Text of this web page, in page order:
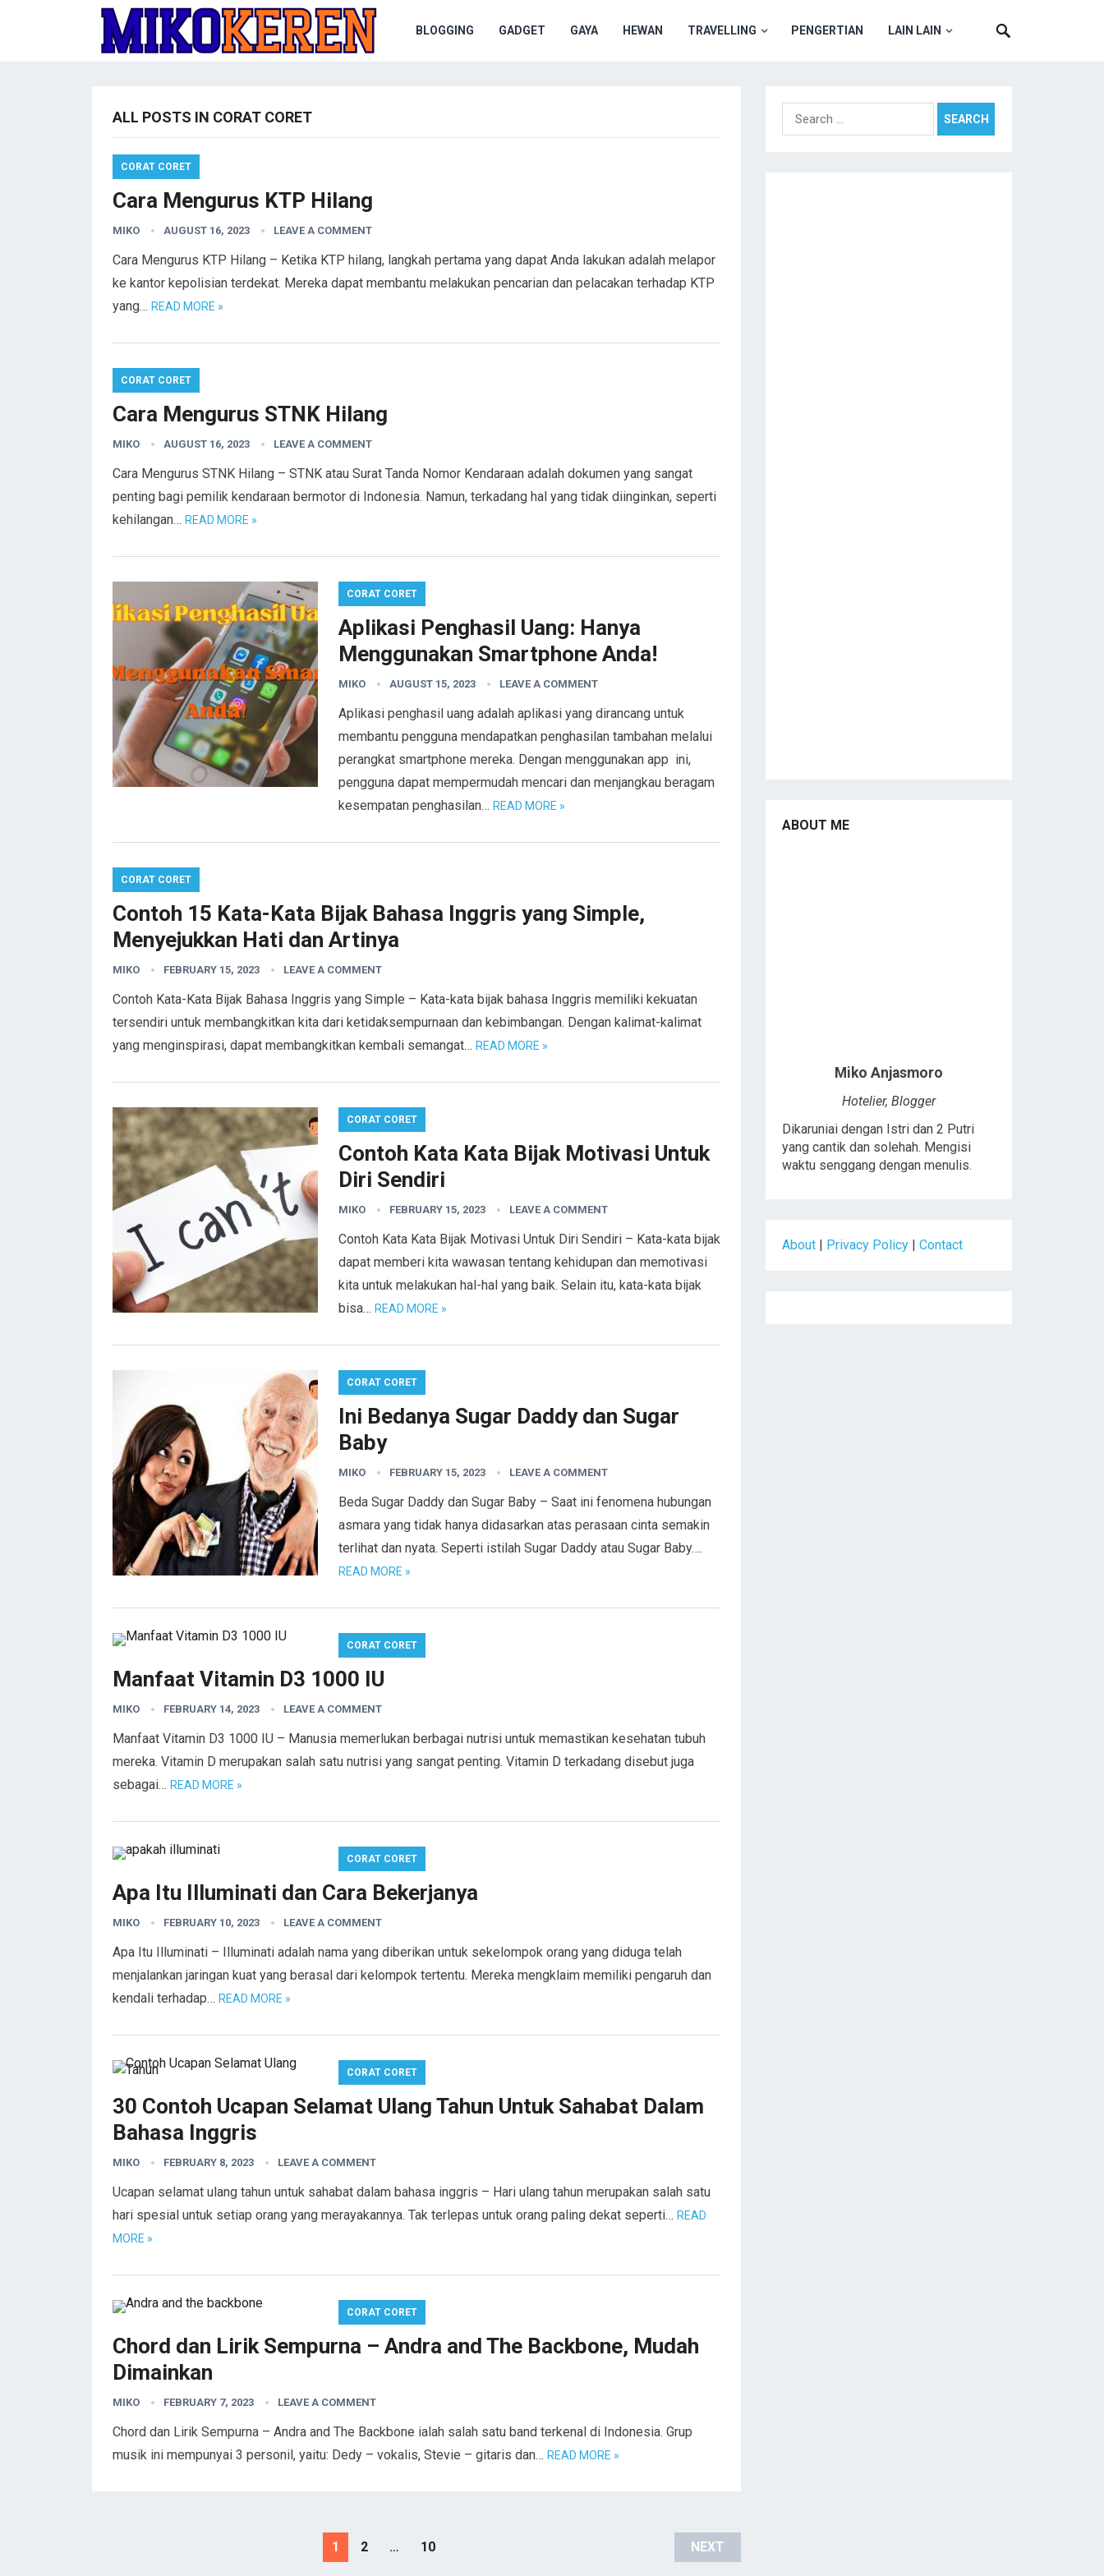
BLOGGING GADGET GAYA HEWAN TRAVELLING PENGERTIAN LAIN LAIN
ALL POSTS IN CORAT CORET
CORAT CORET
Cara Mengurus KTP Hilang
MIKO AUGUST 16, 2023 LEAVE A COMMENT
Cara Mengurus KTP Hilang – Ketika KTP hilang, langkah pertama yang dapat Anda lakukan adalah melapor
ke kantor kepolisian terdekat. Mereka dapat membantu melakukan pencarian dan pelacakan terhadap KTP
yang… READ MORE »
CORAT CORET
Cara Mengurus STNK Hilang
MIKO AUGUST 16, 2023 LEAVE A COMMENT
Cara Mengurus STNK Hilang – STNK atau Surat Tanda Nomor Kendaraan adalah dokumen yang sangat
penting bagi pemilik kendaraan bermotor di Indonesia. Namun, terkadang hal yang tidak diinginkan, seperti
kehilangan… READ MORE »
CORAT CORET
Aplikasi Penghasil Uang: Hanya
Menggunakan Smartphone Anda!
MIKO AUGUST 15, 2023 LEAVE A COMMENT
Aplikasi penghasil uang adalah aplikasi yang dirancang untuk
membantu pengguna mendapatkan penghasilan tambahan melalui
perangkat smartphone mereka. Dengan menggunakan app ini,
pengguna dapat mempermudah mencari dan menjangkau beragam
kesempatan penghasilan… READ MORE »
CORAT CORET
Contoh 15 Kata-Kata Bijak Bahasa Inggris yang Simple,
Menyejukkan Hati dan Artinya
MIKO FEBRUARY 15, 2023 LEAVE A COMMENT
Contoh Kata-Kata Bijak Bahasa Inggris yang Simple – Kata-kata bijak bahasa Inggris memiliki kekuatan
tersendiri untuk membangkitkan kita dari ketidaksempurnaan dan kebimbangan. Dengan kalimat-kalimat
yang menginspirasi, dapat membangkitkan kembali semangat… READ MORE »
CORAT CORET
Contoh Kata Kata Bijak Motivasi Untuk
Diri Sendiri
MIKO FEBRUARY 15, 2023 LEAVE A COMMENT
Contoh Kata Kata Bijak Motivasi Untuk Diri Sendiri – Kata-kata bijak
dapat memberi kita wawasan tentang kehidupan dan memotivasi
kita untuk melakukan hal-hal yang baik. Selain itu, kata-kata bijak
bisa… READ MORE »
CORAT CORET
Ini Bedanya Sugar Daddy dan Sugar
Baby
MIKO FEBRUARY 15, 2023 LEAVE A COMMENT
Beda Sugar Daddy dan Sugar Baby – Saat ini fenomena hubungan
asmara yang tidak hanya didasarkan atas perasaan cinta semakin
terlihat dan nyata. Seperti istilah Sugar Daddy atau Sugar Baby….
READ MORE »
CORAT CORET
Manfaat Vitamin D3 1000 IU
MIKO FEBRUARY 14, 2023 LEAVE A COMMENT
Manfaat Vitamin D3 1000 IU – Manusia memerlukan berbagai nutrisi untuk memastikan kesehatan tubuh
mereka. Vitamin D merupakan salah satu nutrisi yang sangat penting. Vitamin D terkadang disebut juga
sebagai… READ MORE »
CORAT CORET
Apa Itu Illuminati dan Cara Bekerjanya
MIKO FEBRUARY 10, 2023 LEAVE A COMMENT
Apa Itu Illuminati – Illuminati adalah nama yang diberikan untuk sekelompok orang yang diduga telah
menjalankan jaringan kuat yang berasal dari kelompok tertentu. Mereka mengklaim memiliki pengaruh dan
kendali terhadap… READ MORE »
CORAT CORET
30 Contoh Ucapan Selamat Ulang Tahun Untuk Sahabat Dalam
Bahasa Inggris
MIKO FEBRUARY 8, 2023 LEAVE A COMMENT
Ucapan selamat ulang tahun untuk sahabat dalam bahasa inggris – Hari ulang tahun merupakan salah satu
hari spesial untuk setiap orang yang merayakannya. Tak terlepas untuk orang paling dekat seperti… READ
MORE »
CORAT CORET
Chord dan Lirik Sempurna – Andra and The Backbone, Mudah
Dimainkan
MIKO FEBRUARY 7, 2023 LEAVE A COMMENT
Chord dan Lirik Sempurna – Andra and The Backbone ialah salah satu band terkenal di Indonesia. Grup
musik ini mempunyai 3 personil, yaitu: Dedy – vokalis, Stevie – gitaris dan… READ MORE »
1 2 … 10 NEXT
Search
for:
ABOUT ME
Miko Anjasmoro
Hotelier, Blogger
Dikaruniai dengan Istri dan 2 Putri
yang cantik dan solehah. Mengisi
waktu senggang dengan menulis.
About Privacy Policy Contact